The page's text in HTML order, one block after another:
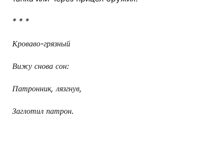
* * *
Кроваво-грязный
Вижу снова сон:
Патронник, лязгнув,
Заглотил патрон.